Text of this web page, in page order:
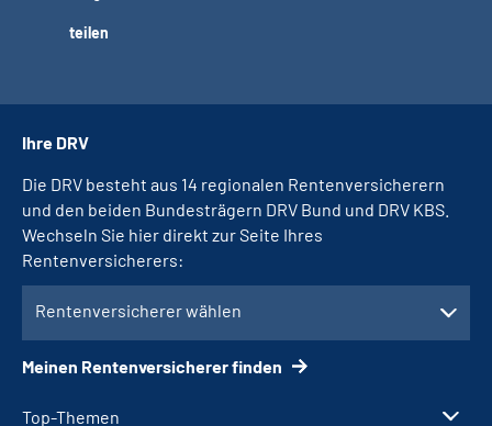
teilen
Top-Themen
Ihre DRV
Die DRV besteht aus 14 regionalen Rentenversicherern
und den beiden Bundesträgern DRV Bund und DRV KBS.
Wechseln Sie hier direkt zur Seite Ihres
Rentenversicherers:
Rentenversicherer wählen
Meinen Rentenversicherer finden